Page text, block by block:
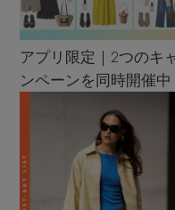
アプリ限定｜2つのキ
ンペーンを同時開催中